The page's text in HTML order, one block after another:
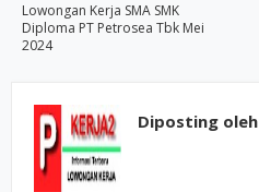
Lowongan Kerja SMA SMK
Diploma PT Petrosea Tbk Mei
2024
Diposting oleh